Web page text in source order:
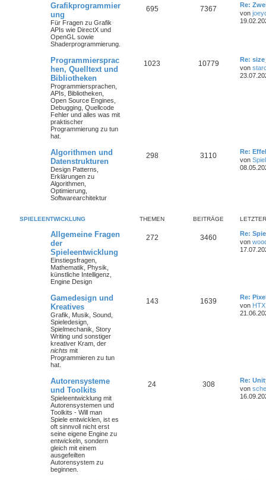
Grafikprogrammier
ung
Für Fragen zu Grafik
APIs wie DirectX und
OpenGL sowie
Shaderprogrammierung.
695 7367
Re:
von
Programmiersprac
hen, Quelltext und
Bibliotheken
Programmiersprachen,
APIs, Bibliotheken,
Open Source Engines,
Debugging, Quellcode
Fehler und alles was mit
praktischer
Programmierung zu tun
hat.
1023 10779
Re:
von
Algorithmen und
Datenstrukturen
Design Patterns,
Erklärungen zu
Algorithmen,
Optimierung,
Softwarearchitektur
298 3110
Re:
von
SPIELEENTWICKLUNG THEMEN BEITRÄGE
Allgemeine Fragen
der
Spieleentwicklung
Einstiegsfragen,
Mathematik, Physik,
künstliche Intelligenz,
Engine Design
272 3460
Re:
von
Gamedesign und
Kreatives
Grafik, Musik, Sound,
Spieledesign,
Spielmechanik, Story
Writing und sonstiger
kreativer Kram, der
nichts mit
Programmieren zu tun
hat.
143 1639
Re:
von HTX
Autorensysteme
und Toolkits
Spieleentwicklung mit
Autorensystemen und
Toolkits - Will man
Spiele entwicklen, ist es
oft sinnvoll nicht erst
seine eigene Engine zu
entwickeln, sondern
gleich mit einem
ausgefeilten
Autorensystem zu
beginnen.
24 308
Re:
von